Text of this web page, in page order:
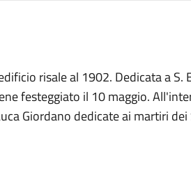
risale al 1902. Dedicata a S.
festeggiato il 10 maggio.
Giordano dedicate ai martiri dei